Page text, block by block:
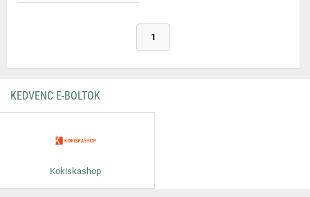
1
KEDVENC E-BOLTOK
Kokiskashop